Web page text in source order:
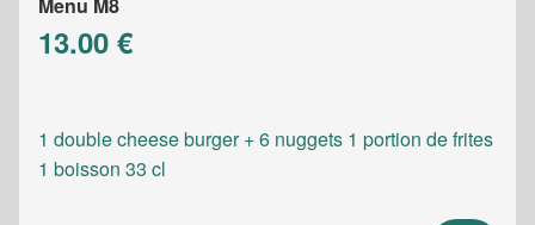
13.00 €
1 double cheese burger + 6 nuggets 1 portion de frites
1 boisson 33 cl